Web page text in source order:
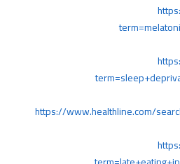
https://www.healthline.com/